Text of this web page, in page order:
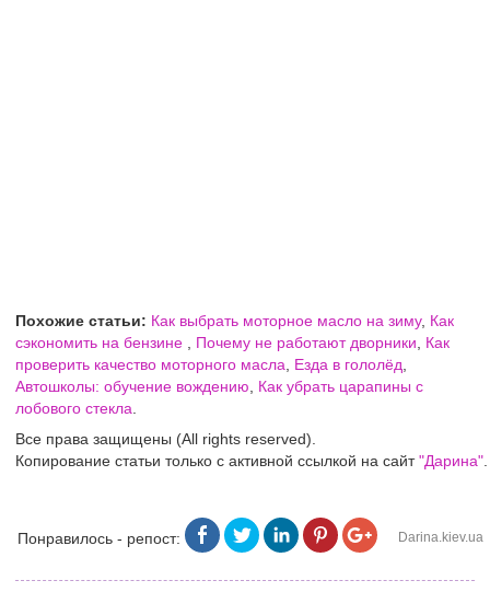
Похожие статьи: Как выбрать моторное масло на зиму, Как
сэкономить на бензине
Почему не работают дворники
Как
проверить качество моторного масла
Езда в гололёд
Автошколы: обучение вождению
Как убрать царапины с
лобового стекла
Все права защищены (All rights reserved).
Копирование статьи только с активной ссылкой на сайт"Дарина"
Понравилось - репост: Darina.kiev.ua